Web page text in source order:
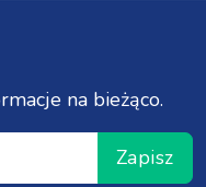
na bieżąco.
Zapisz